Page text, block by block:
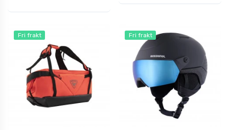
Fri frakt Fri frakt